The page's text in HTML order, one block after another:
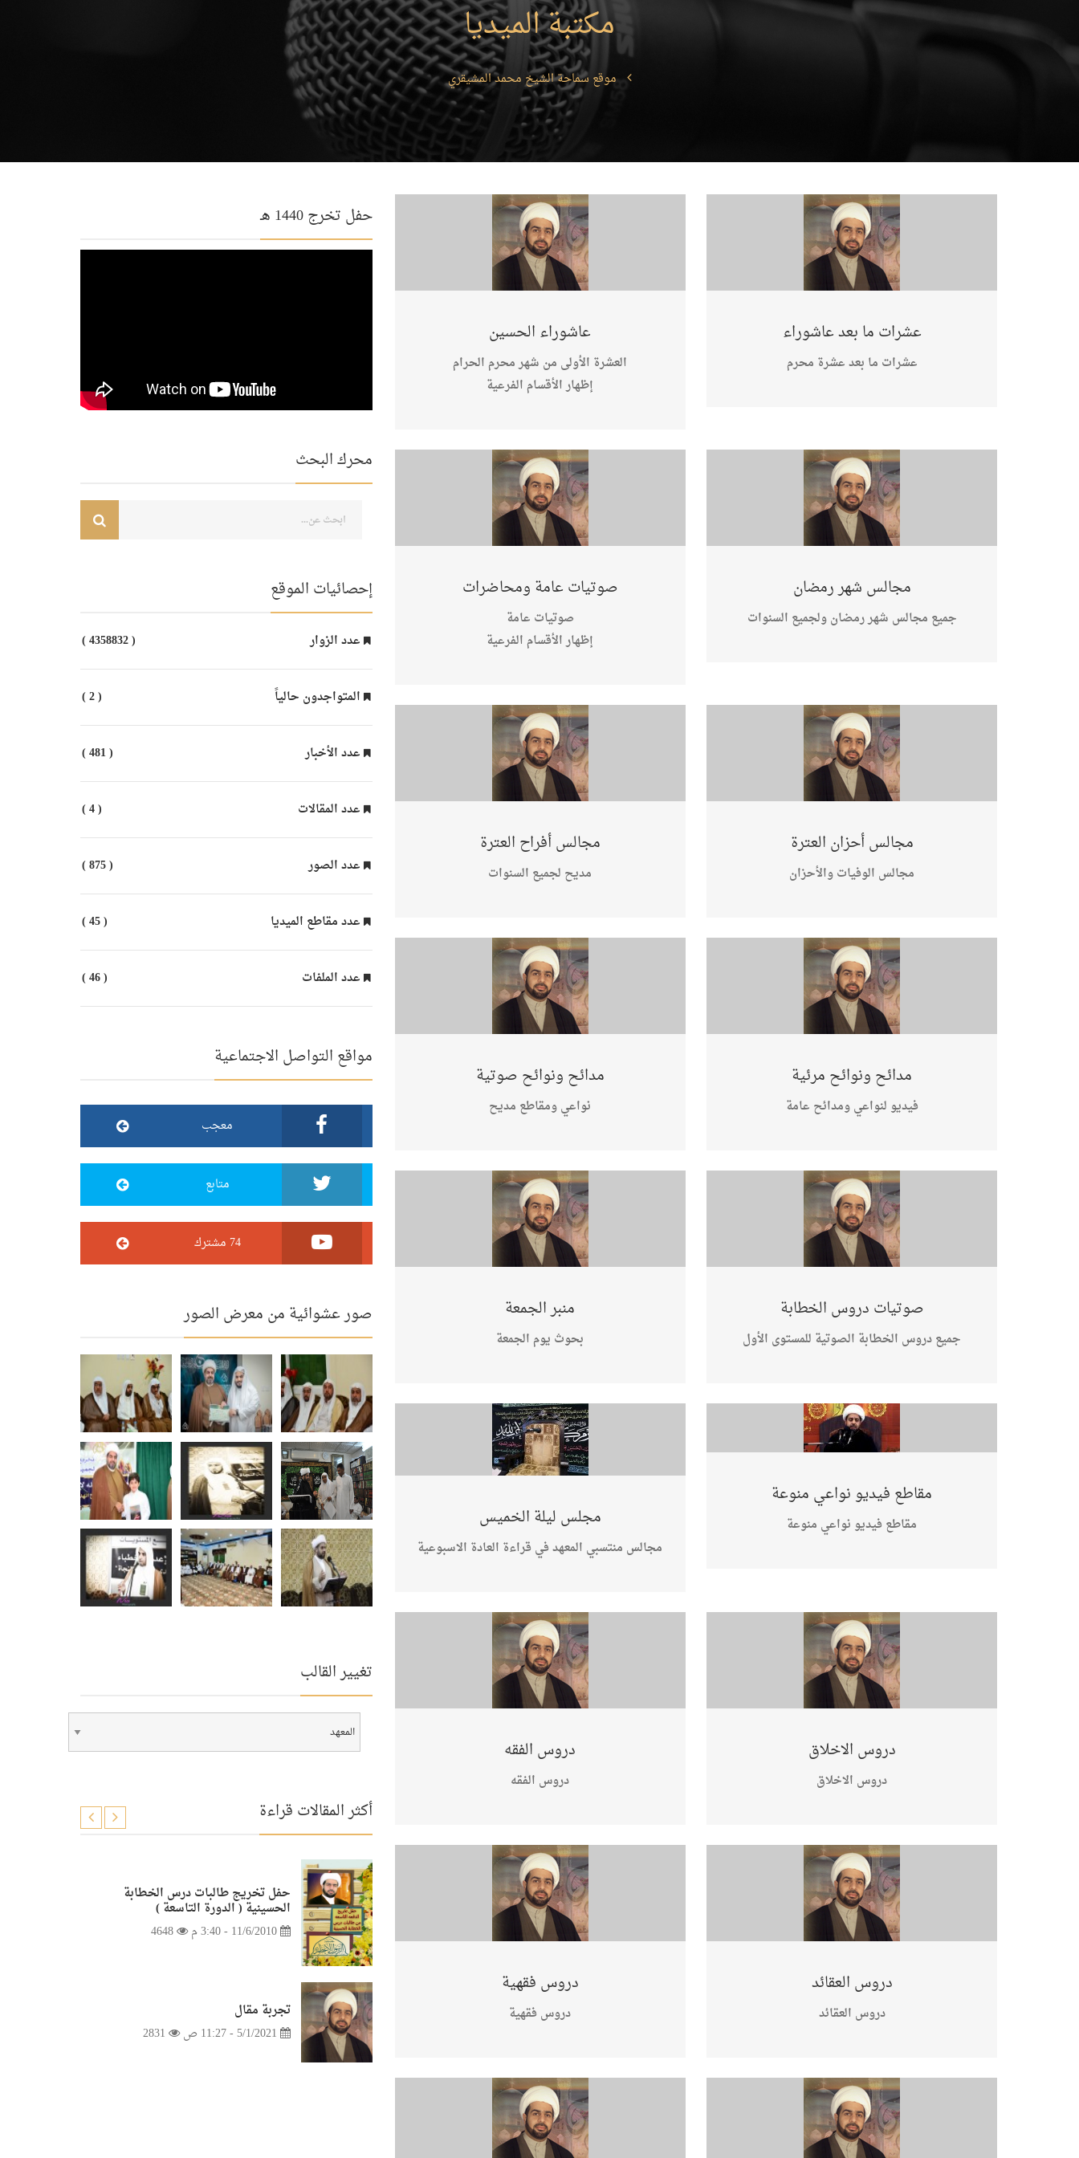
مكتبة الميديا
موقع سماحة الشيخ محمد المشيقري
عشرات ما بعد عاشوراء
عشرات ما بعد عشرة محرم
عاشوراء الحسين
العشرة الأولى من شهر محرم الحرام
إظهارالأقسام الفرعية
مجالس شهر رمضان
جميع مجالس شهر رمضان ولجميع السنوات
صوتيات عامة ومحاضرات
صوتيات عامة
إظهارالأقسام الفرعية
مجالس أحزان العترة
مجالس الوفيات والأحزان
مجالس أفراح العترة
مديح لجميع السنوات
مدائح ونوائح مرئية
فيديو لنواعي ومدائح عامة
مدائح ونوائح صوتية
نواعي ومقاطع مديح
صوتيات دروس الخطابة
جميع دروس الخطابة الصوتية للمستوى الأول
منبر الجمعة
بحوث يوم الجمعة
مقاطع فيديو نواعي منوعة
مقاطع فيديو نواعي منوعة مجلس ليلة الخميس
مجالس منتسبي المعهد في قراءة العادة الاسبوعية
دروس الاخلاق
دروس الاخلاق
دروس الفقه
دروس الفقه
دروس العقائد
دروس العقائد
دروس فقهية
دروس فقهية
حفل تخرج 1440 هـ
محرك البحث
إحصائيات الموقع
عدد الزوار ( 4358832 )
المتواجدون حالياً ( 2 )
عدد الأخبار ( 481 )
عدد المقالات ( 4 )
عدد الصور ( 875 )
عدد مقاطع الميديا ( 45 )
عدد الملفات ( 46 )
مواقع التواصل الاجتماعية
معجب
متابع
74 مشترك
صور عشوائية من معرض الصور
تغيير القالب
أكثر المقالات قراءة
حفل تخريج طالبات درس الخطابة
الحسينية ( الدورة التاسعة )
11/6/2010 - 3:40 م
4648
تجربة مقال